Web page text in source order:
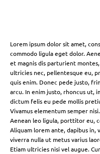
Lorem ipsum dolor sit amet,
commodo ligula eget dolor.
et magnis dis parturient
ultricies nec, pellentesque eu,
quis enim. Donec pede justo,
arcu. In enim justo, rhoncus ut,
dictum felis eu pede mollis
Vivamus elementum semper
Aenean leo ligula, porttitor eu,
Aliquam lorem ante, dapibus in,
viverra nulla ut metus varius
Etiam ultricies nisi vel augue.